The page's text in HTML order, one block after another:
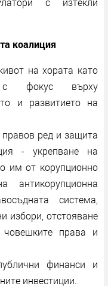
коалиция
на хората като
с фокус върху
и развитието на
ред и защита
- укрепване на
им от корупционно
антикорупционна
система,
избори, отстояване
права и
финанси и
инвестиции.